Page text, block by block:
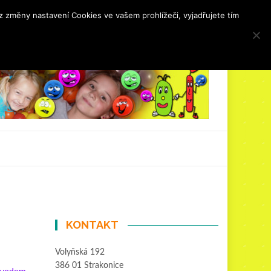
KONTAKT
Volyňská 192
386 01 Strakonice
nastavení Cookies ve vašem prohlížeči, vyjadřujete tím